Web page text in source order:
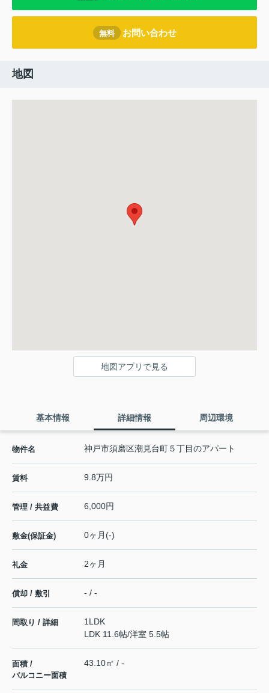
無料 お問い合わせ
地図
地図アプリで見る
基本情報 詳細情報 周辺環境
物件名 神戸市須磨区潮見台町５丁目のアパート
賃料 9.8万円
管理 / 共益費 6,000円
敷金(保証金) 0ヶ月(-)
礼金 2ヶ月
償却 / 敷引 - / -
間取り / 詳細
1LDK
LDK 11.6帖/洋室 5.5帖
面積 /
バルコニー面積
43.10㎡ / -